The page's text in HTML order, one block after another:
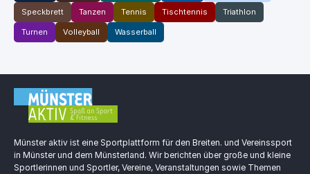
Speckbrett Tanzen Tennis Tischtennis Triathlon
Turnen Volleyball Wasserball
Münster aktiv ist eine Sportplattform für den Breiten. und Vereinssport
in Münster und dem Münsterland. Wir berichten über große und kleine
Sportlerinnen und Sportler, Vereine, Veranstaltungen sowie Themen